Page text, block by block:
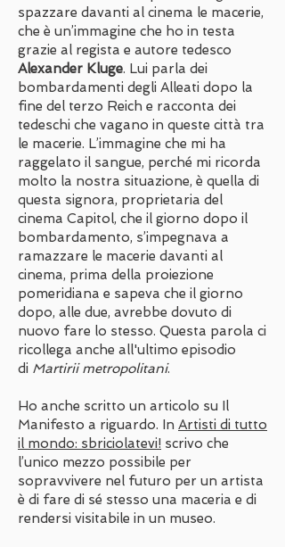
spazzare davanti al cinema le macerie,
che è un’immagine che ho in testa
grazie al regista e autore tedesco
Alexander Kluge. Lui parla dei
bombardamenti degli Alleati dopo la
fine del terzo Reich e racconta dei
tedeschi che vagano in queste città tra
le macerie. L’immagine che mi ha
raggelato il sangue, perché mi ricorda
molto la nostra situazione, è quella di
questa signora, proprietaria del
cinema Capitol, che il giorno dopo il
bombardamento, s’impegnava a
ramazzare le macerie davanti al
cinema, prima della proiezione
pomeridiana e sapeva che il giorno
dopo, alle due, avrebbe dovuto di
nuovo fare lo stesso. Questa parola ci
ricollega anche all'ultimo episodio
di Martirii metropolitani.
Ho anche scritto un articolo su Il
Manifesto a riguardo. In Artisti di tutto
il mondo: sbriciolatevi! scrivo che
l’unico mezzo possibile per
sopravvivere nel futuro per un artista
è di fare di sé stesso una maceria e di
rendersi visitabile in un museo.